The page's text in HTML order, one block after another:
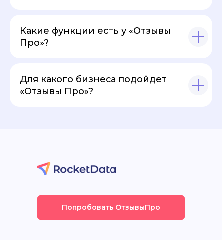
Какие функции есть у «Отзывы
Про»?
Для какого бизнеса подойдет
«Отзывы Про»?
Попробовать ОтзывыПро